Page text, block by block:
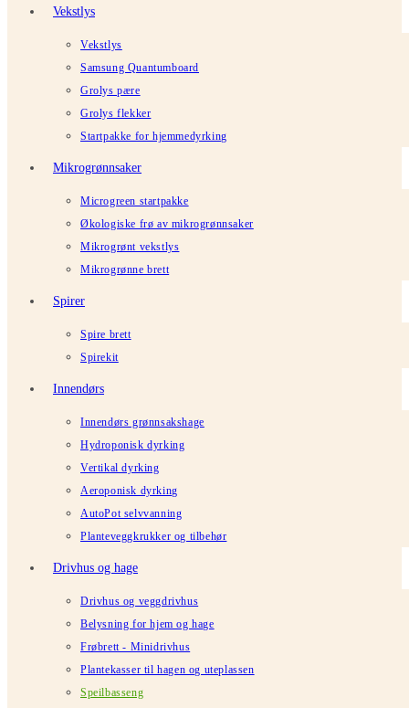
Vekstlys
Vekstlys
Samsung Quantumboard
Grolys pære
Grolys flekker
Startpakke for hjemmedyrking
Mikrogrønnsaker
Microgreen startpakke
Økologiske frø av mikrogrønnsaker
Mikrogrønt vekstlys
Mikrogrønne brett
Spirer
Spire brett
Spirekit
Innendørs
Innendørs grønnsakshage
Hydroponisk dyrking
Vertikal dyrking
Aeroponisk dyrking
AutoPot selvvanning
Planteveggkrukker og tilbehør
Drivhus og hage
Drivhus og veggdrivhus
Belysning for hjem og hage
Frøbrett - Minidrivhus
Plantekasser til hagen og uteplassen
Speilbasseng